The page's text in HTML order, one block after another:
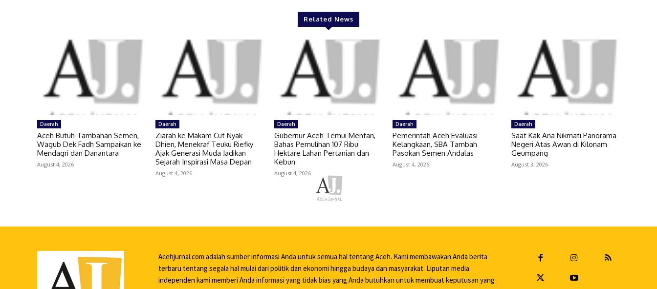
Related News
Daerah
Aceh Butuh Tambahan Semen,
Wagub Dek Fadh Sampaikan ke
Mendagri dan Danantara
August 4, 2026
Daerah
Ziarah ke Makam Cut Nyak
Dhien, Menekraf Teuku Riefky
Ajak Generasi Muda Jadikan
Sejarah Inspirasi Masa Depan
August 4, 2026
Daerah
Gubernur Aceh Temui Mentan,
Bahas Pemulihan 107 Ribu
Hektare Lahan Pertanian dan
Kebun
August 4, 2026
Daerah
Pemerintah Aceh Evaluasi
Kelangkaan, SBA Tambah
Pasokan Semen Andalas
August 4, 2026
Daerah
Saat Kak Ana Nikmati Panorama
Negeri Atas Awan di Kilonam
Geumpang
August 3, 2026
Acehjurnal.com adalah sumber informasi Anda untuk semua hal tentang Aceh. Kami membawakan Anda berita
terbaru tentang segala hal mulai dari politik dan ekonomi hingga budaya dan masyarakat. Liputan media
independen kami memberi Anda informasi yang tidak bias yang Anda butuhkan untuk membuat keputusan yang